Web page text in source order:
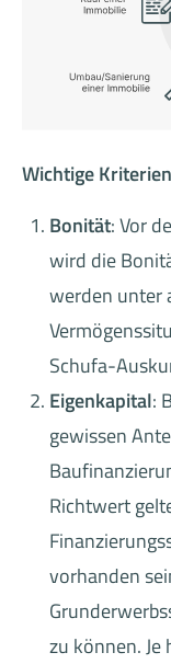
Wichtige
Bonität: Vor
wird die
werden unter
Schufa-
Eigenkapital:
gewissen
Richtwert
vorhanden
zu können. Je